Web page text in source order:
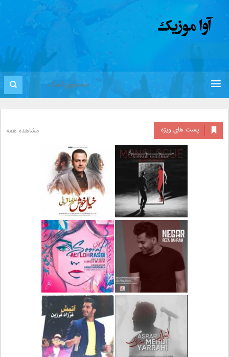
پست های ویژه مشاهده همه
دانلود آلبوم جدید سیروان
خسروی بنام مونولوگ
دانلود آهنگ جدید علیرضا
قربانی بنام خیال خوش
دانلود آهنگ جدید رضا
بهرام بنام نگار
دانلود آهنگ جدید علی
لهراسبی بنام صورت